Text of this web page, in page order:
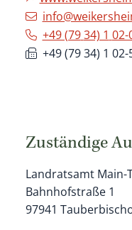
+49 (79 34) 1 02-
+49 (79 34) 1 02-
Zuständige
Landratsamt Main-
Bahnhofstraße 1
97941